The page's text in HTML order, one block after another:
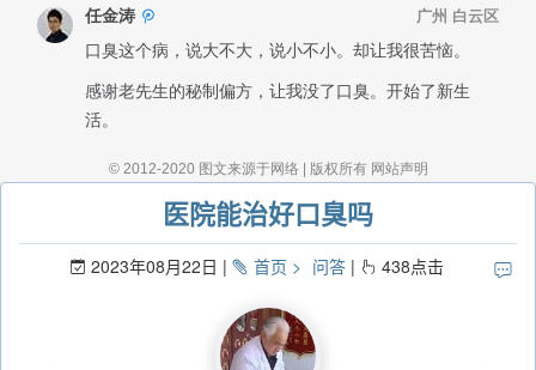
医院能治好口臭吗
2023年08月22日 首页 问答 438点击